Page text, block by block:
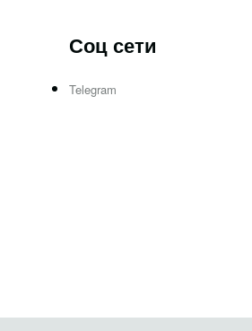
Соц сети
Telegram